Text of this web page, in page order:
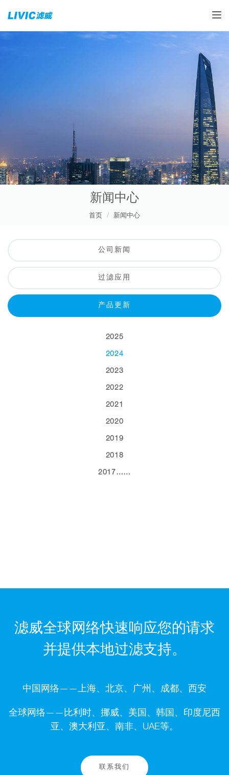
新闻中心
首页 新闻中心
公司新闻
过滤应用
产品更新
2025
2024
2023
2022
2021
2020
2019
2018
2017……
滤威全球网络快速响应您的请求
并提供本地过滤支持。
中国网络——上海、北京、广州、成都、西安
全球网络——比利时、挪威、美国、韩国、印度尼西
亚、澳大利亚、南非、UAE等。
联系我们